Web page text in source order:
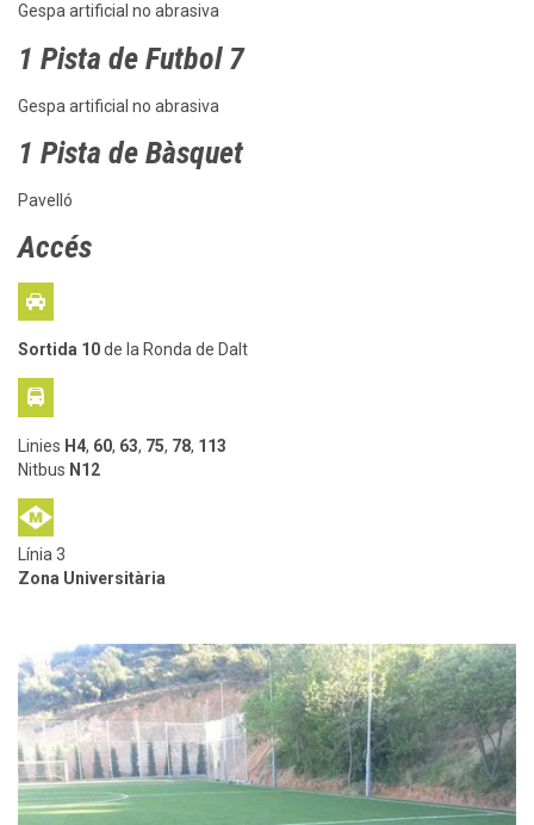
Gespa artificial no abrasiva
1 Pista de Futbol 7
Gespa artificial no abrasiva
1 Pista de Bàsquet
Pavelló
Accés

Sortida 10de la Ronda de Dalt

Linies H4, 60, 63, 75, 78, 113
Nitbus N12
Línia 3
Zona Universitària